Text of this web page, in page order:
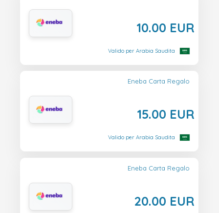
10.00 EUR
Valido per Arabia Saudita
Eneba Carta Regalo
15.00 EUR
Valido per Arabia Saudita
Eneba Carta Regalo
20.00 EUR